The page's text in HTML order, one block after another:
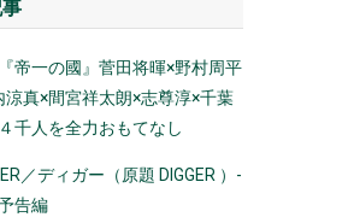
帝一の國』菅田将暉×野村周平
涼真×間宮祥太朗×志尊淳×千葉
千人を全力おもてなし
／ディガー（原題 DIGGER ）-
告編